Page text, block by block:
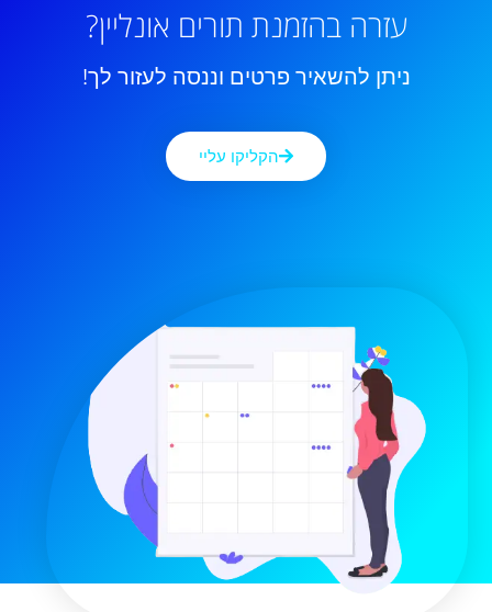
עזרה בהזמנת תורים אונליין?
ניתן להשאיר פרטים וננסה לעזור לך!
הקליקו עליי